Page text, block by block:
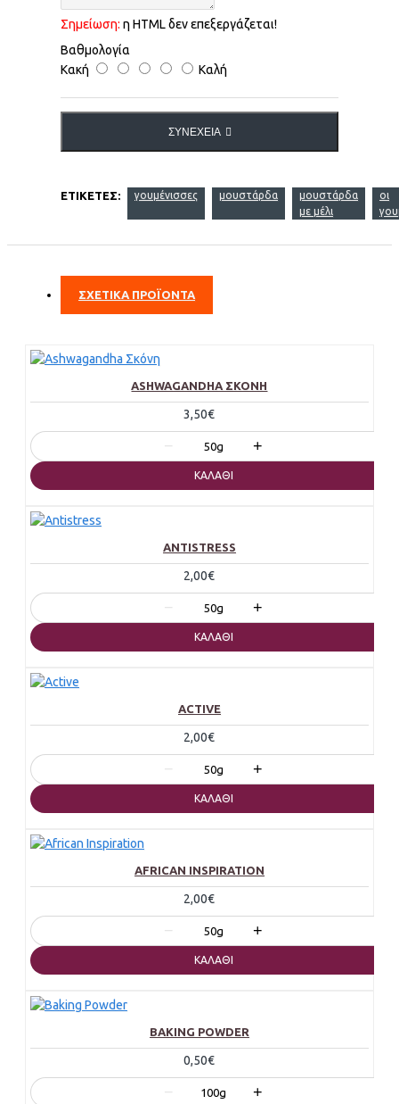
Σημείωση: η HTML δεν επεξεργάζεται!
Βαθμολογία
Κακή
Καλή
ΣΥΝΈΧΕΙΑ
ΕΤΙΚΈΤΕΣ: γουμένισσες μουστάρδα
μουστάρδα
με μέλι
οι
ΣΧΕΤΙΚΑ ΠΡΟΪΟΝΤΑ
ASHWAGANDHA ΣΚΌΝΗ
3,50€
− 50g +
ΚΑΛΆΘΙ
ANTISTRESS
2,00€
− 50g +
ΚΑΛΆΘΙ
ACTIVE
2,00€
− 50g +
ΚΑΛΆΘΙ
AFRICAN INSPIRATION
2,00€
− 50g +
ΚΑΛΆΘΙ
BAKING POWDER
0,50€
− 100g +